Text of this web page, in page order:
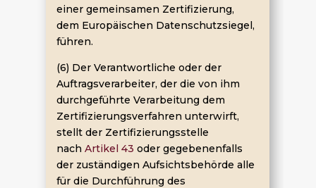
einer gemeinsamen Zertifizierung,
dem Europäischen Datenschutzsiegel,
führen.
(6) Der Verantwortliche oder der
Auftragsverarbeiter, der die von ihm
durchgeführte Verarbeitung dem
Zertifizierungsverfahren unterwirft,
stellt der Zertifizierungsstelle
nach Artikel 43 oder gegebenenfalls
der zuständigen Aufsichtsbehörde alle
für die Durchführung des